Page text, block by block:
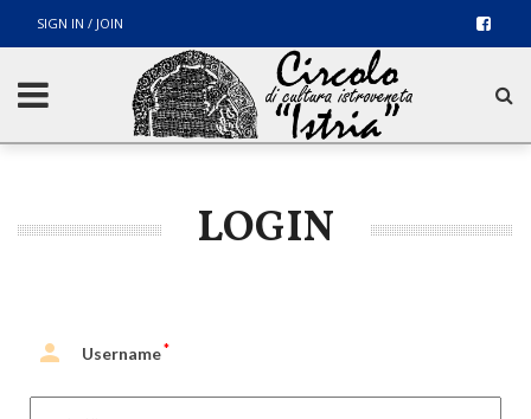
SIGN IN / JOIN
LOGIN
 Username*